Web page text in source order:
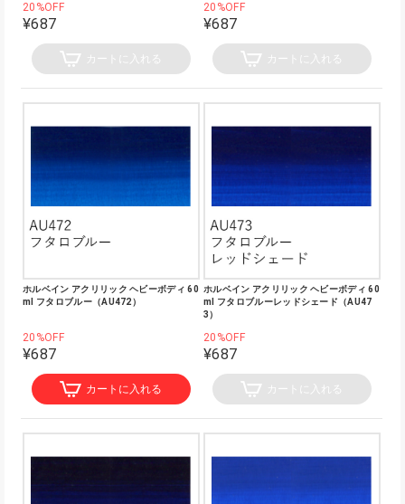
20%OFF
¥687
カートに入れる
20%OFF
¥687
カートに入れる
ホルベイン アクリリック ヘビーボディ 60
ml フタロブルー（AU472）
20%OFF
¥687
カートに入れる
ホルベイン アクリリック ヘビーボディ 60
ml フタロブルーレッドシェード（AU47
3）
20%OFF
¥687
カートに入れる